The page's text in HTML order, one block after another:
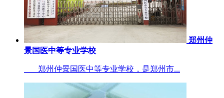
郑州仲
景国医中等专业学校
郑州仲景国医中等专业学校，是郑州市...